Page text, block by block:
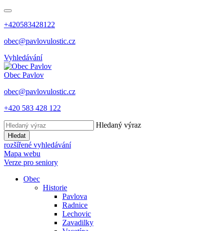
+420583428122
obec@pavlovulostic.cz
Vyhledávání
Obec Pavlov
obec@pavlovulostic.cz
+420 583 428 122
Hledaný výraz
Hledat
rozšířené vyhledávání
Mapa webu
Verze pro seniory
Obec
Historie
Pavlova
Radnice
Lechovic
Zavadilky